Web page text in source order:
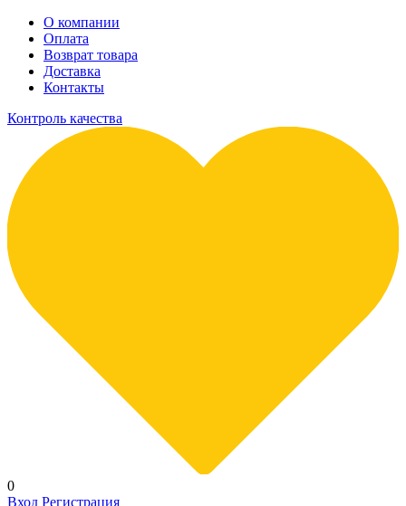
О компании
Оплата
Возврат товара
Доставка
Контакты
Контроль качества
0
Вход Регистрация